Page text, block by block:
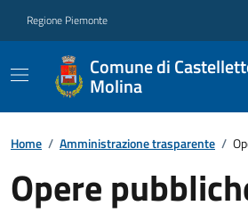
Regione Piemonte
Comune di
Molina
Home / Amministrazione trasparente /
Opere